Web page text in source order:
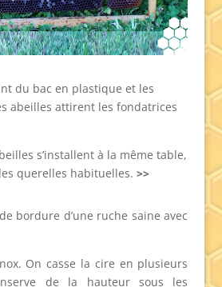
du bac en plastique et les
abeilles attirent les fondatrices
s’installent à la même table,
querelles habituelles. >>
bordure d’une ruche saine avec
On casse la cire en plusieurs
de la hauteur sous les